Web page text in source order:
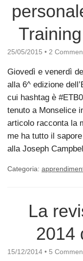
25/05/2015 • 2
Giovedì e venerdì
alla 6^ edizione
cui hashtag è
tenuto a Monselice
articolo racconta la
me ha tutto il
alla Joseph
Categoria:
La
2014
15/12/2014 • 5